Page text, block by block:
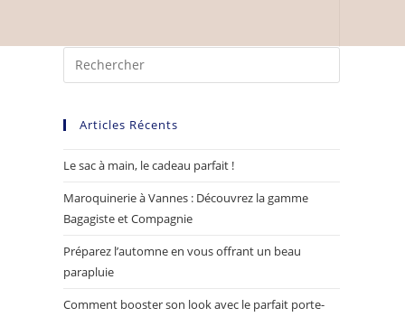
Articles Récents
Le sac à main, le cadeau parfait !
Maroquinerie à Vannes : Découvrez la gamme
Bagagiste et Compagnie
Préparez l’automne en vous offrant un beau
parapluie
Comment booster son look avec le parfait porte-